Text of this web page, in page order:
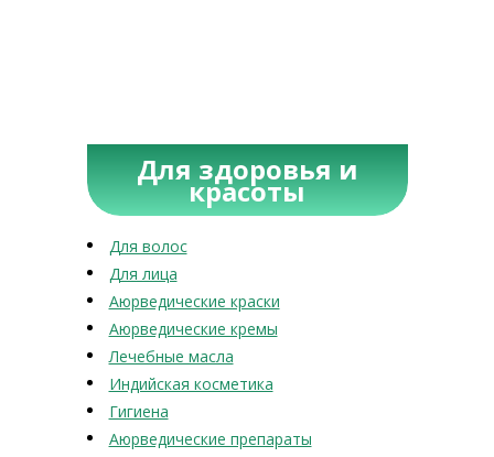
Для здоровья и
красоты
Для волос
Для лица
Аюрведические краски
Аюрведические кремы
Лечебные масла
Индийская косметика
Гигиена
Аюрведические препараты